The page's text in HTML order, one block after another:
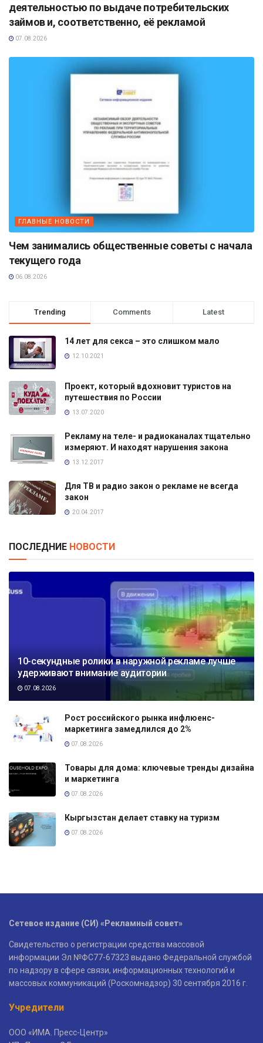
деятельностью по выдаче потребительских
займов и, соответственно, её рекламой
07.08.2026
ГЛАВНЫЕ НОВОСТИ
Чем занимались общественные советы с начала
текущего года
06.08.2026
Trending Comments Latest
14 лет для секса – это слишком мало
12.10.2021
Проект, который вдохновит туристов на
путешествия по России
13.07.2020
Рекламу на теле- и радиоканалах тщательно
измеряют. И находят нарушения закона
13.12.2017
Для ТВ и радио закон о рекламе не всегда
закон
20.04.2017
ПОСЛЕДНИЕ НОВОСТИ
10-секундные ролики в наружной рекламе лучше
удерживают внимание аудитории
07.08.2026
Рост российского рынка инфлюенс-
маркетинга замедлился до 2%
07.08.2026
Товары для дома: ключевые тренды дизайна
и маркетинга
07.08.2026
Кыргызстан делает ставку на туризм
07.08.2026
Сетевое издание (СИ) «Рекламный совет»
Свидетельство о регистрации средства массовой
информации Эл №ФС77-67323 выдано Федеральной службой
по надзору в сфере связи, информационных технологий и
массовых коммуникаций (Роскомнадзор) 30 сентября 2016 г.
Учредители
ООО «ИМА. Пресс-Центр»